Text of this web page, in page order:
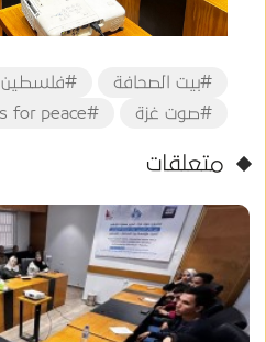
#بيت الصحافة #فلسطين
#صوت غزة
#Frontlines for peace
متعلقات